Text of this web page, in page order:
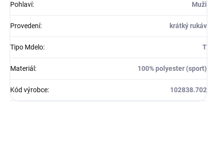
Pohlaví: Muži
Provedení: krátký rukáv
Tipo Mdelo: T
Materiál : 100% polyester (sport)
Kód výrobce: 102838.702